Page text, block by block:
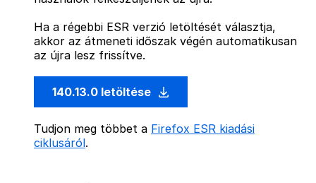
Ha a régebbi ESR verzió letöltését választja,
akkor az átmeneti időszak végén automatikusan
az újra lesz frissítve.
140.13.0 letöltése
Tudjon meg többet a Firefox ESR kiadási
ciklusáról.